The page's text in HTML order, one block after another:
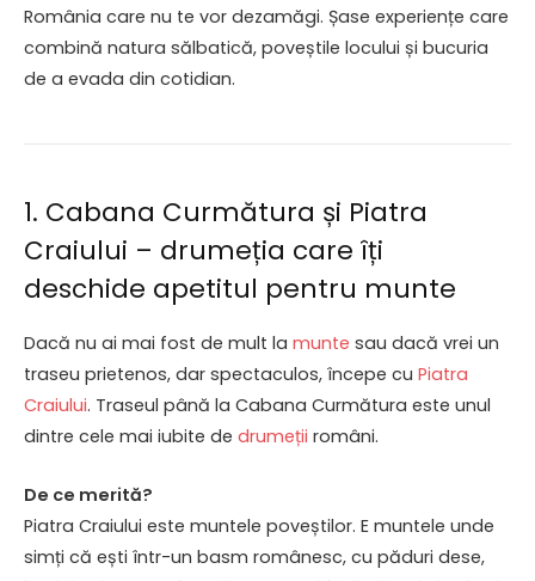
România care nu te vor dezamăgi. Șase experiențe care
combină natura sălbatică, poveștile locului și bucuria
de a evada din cotidian.
1. Cabana Curmătura și Piatra
Craiului – drumeția care îți
deschide apetitul pentru munte
Dacă nu ai mai fost de mult la munte sau dacă vrei un
traseu prietenos, dar spectaculos, începe cu Piatra
Craiului. Traseul până la Cabana Curmătura este unul
dintre cele mai iubite de drumeții români.
De ce merită?
Piatra Craiului este muntele poveștilor. E muntele unde
simți că ești într-un basm românesc, cu păduri dese,